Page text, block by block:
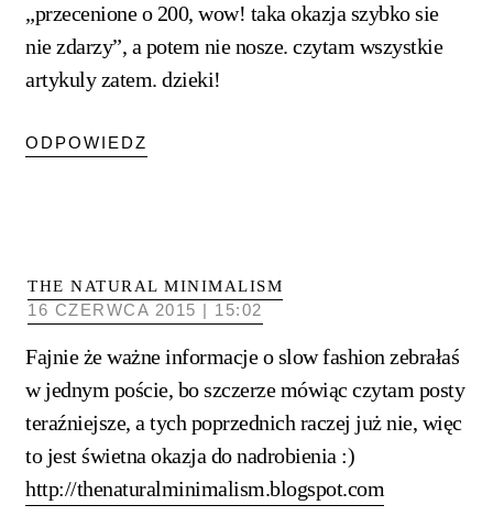
„przecenione o 200, wow! taka okazja szybko sie
nie zdarzy”, a potem nie nosze. czytam wszystkie
artykuly zatem. dzieki!
ODPOWIEDZ
THE NATURAL MINIMALISM
16 CZERWCA 2015 | 15:02
Fajnie że ważne informacje o slow fashion zebrałaś
w jednym poście, bo szczerze mówiąc czytam posty
teraźniejsze, a tych poprzednich raczej już nie, więc
to jest świetna okazja do nadrobienia :)
http://thenaturalminimalism.blogspot.com